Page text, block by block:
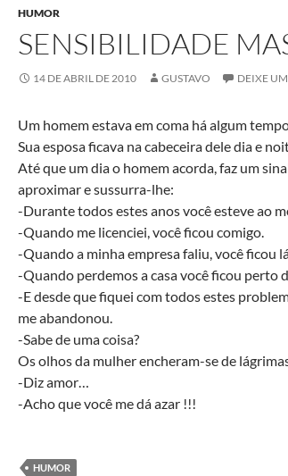
HUMOR
SENSIBILIDADE
14 DE ABRIL DE 2010 GUSTAVO DEIXE
Um homem estava em coma há algum
Sua esposa ficava na cabeceira dele dia e
Até que um dia o homem acorda, faz um
aproximar e sussurra-lhe:
-Durante todos estes anos você esteve ao
-Quando me licenciei, você ficou comigo.
-Quando a minha empresa faliu, você ficou
-Quando perdemos a casa você ficou perto
-E desde que fiquei com todos estes
me abandonou.
-Sabe de uma coisa?
Os olhos da mulher encheram-se de
-Diz amor…
-Acho que você me dá azar !!!
HUMOR